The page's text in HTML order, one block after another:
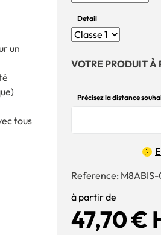
un
tous
Detail
VOTRE PRODUIT À
Précisez la distance
Reference:
à partir de
47,70 €